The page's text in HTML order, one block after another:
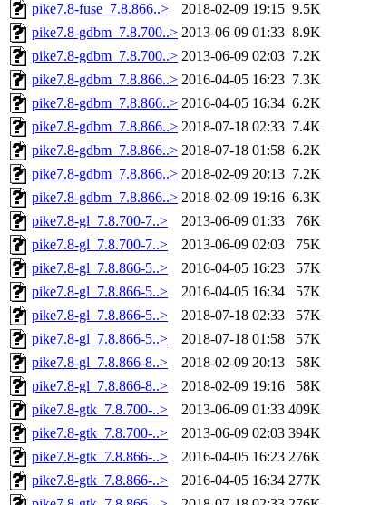
pike7.8-fuse_7.8.866..>
2018-02-09 19:15 9.5K
pike7.8-gdbm_7.8.700..> 2013-06-09 01:33 8.9K
pike7.8-gdbm_7.8.700..> 2013-06-09 02:03 7.2K
pike7.8-gdbm_7.8.866..> 2016-04-05 16:23 7.3K
pike7.8-gdbm_7.8.866..> 2016-04-05 16:34 6.2K
pike7.8-gdbm_7.8.866..> 2018-07-18 02:33 7.4K
pike7.8-gdbm_7.8.866..> 2018-07-18 01:58 6.2K
pike7.8-gdbm_7.8.866..> 2018-02-09 20:13 7.2K
pike7.8-gdbm_7.8.866..> 2018-02-09 19:16 6.3K
pike7.8-gl_7.8.700-7..>
2013-06-09 01:33
76K
pike7.8-gl_7.8.700-7..>
2013-06-09 02:03
75K
pike7.8-gl_7.8.866-5..>
2016-04-05 16:23
57K
pike7.8-gl_7.8.866-5..>
2016-04-05 16:34
57K
pike7.8-gl_7.8.866-5..>
2018-07-18 02:33
57K
pike7.8-gl_7.8.866-5..>
2018-07-18 01:58
57K
pike7.8-gl_7.8.866-8..>
2018-02-09 20:13
58K
pike7.8-gl_7.8.866-8..>
2018-02-09 19:16
58K
pike7.8-gtk_7.8.700-..>
2013-06-09 01:33 409K
pike7.8-gtk_7.8.700-..>
2013-06-09 02:03 394K
pike7.8-gtk_7.8.866-..>
2016-04-05 16:23 276K
pike7.8-gtk_7.8.866-..>
2016-04-05 16:34 277K